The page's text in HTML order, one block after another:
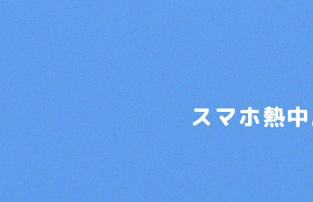
スマホ熱